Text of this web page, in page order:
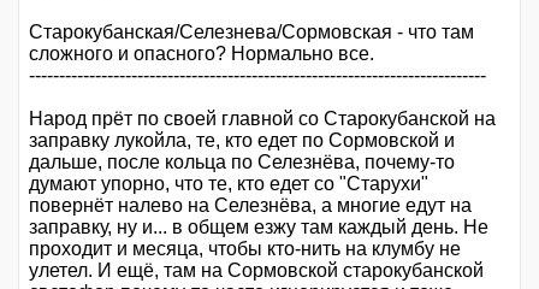
Старокубанская/Селезнева/Сормовская - что там
сложного и опасного? Нормально все.
----------------------------------------------------------------------------
Народ прёт по своей главной со Старокубанской на
заправку лукойла, те, кто едет по Сормовской и
дальше, после кольца по Селезнёва, почему-то
думают упорно, что те, кто едет со "Старухи"
повернёт налево на Селезнёва, а многие едут на
заправку, ну и... в общем езжу там каждый день. Не
проходит и месяца, чтобы кто-нить на клумбу не
улетел. И ещё, там на Сормовской старокубанской